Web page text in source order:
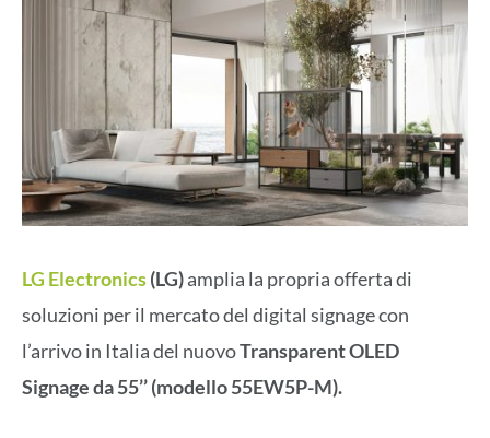
LG Electronics(LG)amplia la propria offerta di
soluzioni per il mercato del digital signage con
l’arrivo in Italia del nuovoTransparent OLED
Signage da 55’’ (modello 55EW5P-M).